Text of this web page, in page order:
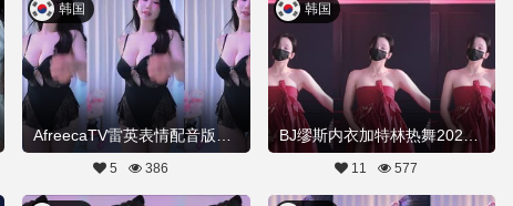
韩国
5 386
BJ缪斯内衣加特林热舞20260318舞蹈剪辑
韩国
11 577